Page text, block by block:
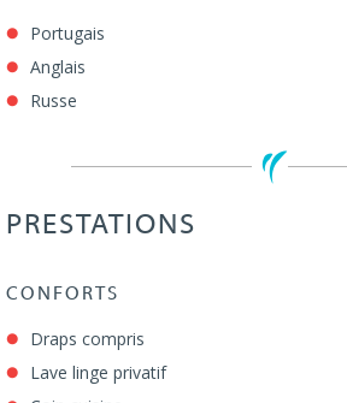
Portugais
Anglais
Russe
PRESTATIONS
CONFORTS
Draps compris
Lave linge privatif